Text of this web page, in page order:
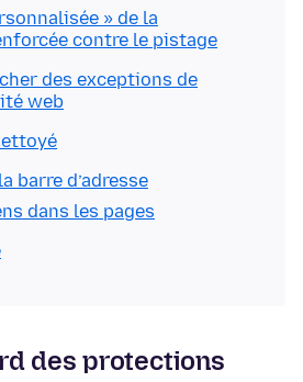
» de la
contre le pistage
des exceptions de
web
barre d’adresse
dans les pages
des protections